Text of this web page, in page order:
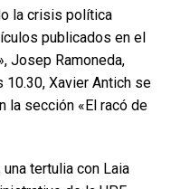
la crisis política
publicados en el
Josep Ramoneda,
10.30, Xavier Antich se
la sección «El racó de
tertulia con Laia